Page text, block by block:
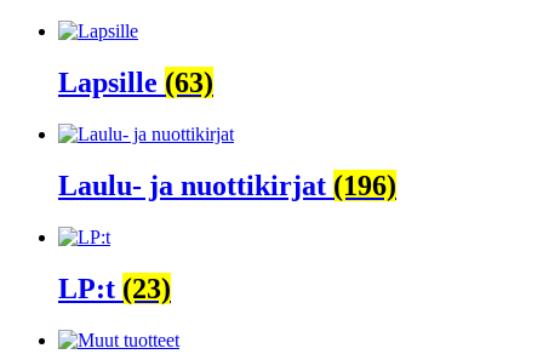
Lapsille (63)
Laulu- ja nuottikirjat (196)
LP:t (23)